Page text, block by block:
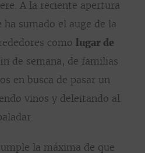
A la reciente apertura
ha sumado el auge de la
como lugar de
de semana, de familias
en busca de pasar un
vinos y deleitando al
la máxima de que